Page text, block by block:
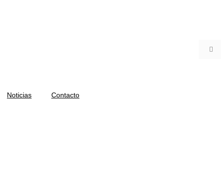

Noticias Contacto